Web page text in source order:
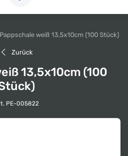
Pappschale weiß 13,5x10cm (100 Stück)
Zurück
13,5x10cm (100
PE-005822